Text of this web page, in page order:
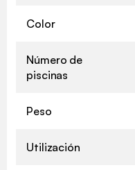
Color
Número de
piscinas
Peso
Utilización